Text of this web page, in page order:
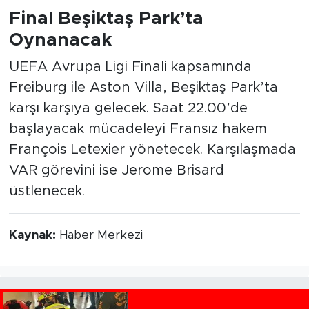
Final Beşiktaş Park’ta
Oynanacak
UEFA Avrupa Ligi Finali kapsamında
Freiburg ile Aston Villa, Beşiktaş Park’ta
karşı karşıya gelecek. Saat 22.00’de
başlayacak mücadeleyi Fransız hakem
François Letexier yönetecek. Karşılaşmada
VAR görevini ise Jerome Brisard
üstlenecek.
Kaynak: Haber Merkezi